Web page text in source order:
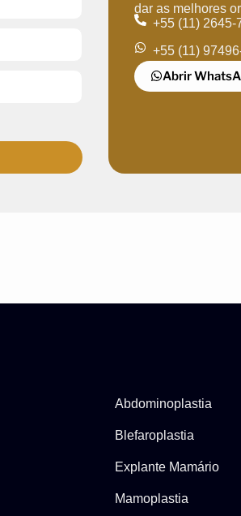
dar as melhores
+55 (11) 2645-
+55 (11)
Abrir
Abdominoplastia
Blefaroplastia
Explante Mamário
Mamoplastia